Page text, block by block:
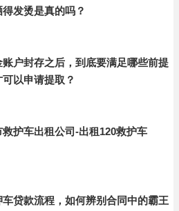
发烫是真的吗？
账户封存之后，到底要满足哪些前提
以申请提取？
救护车出租公司-出租120救护车
车贷款流程，如何辨别合同中的霸王